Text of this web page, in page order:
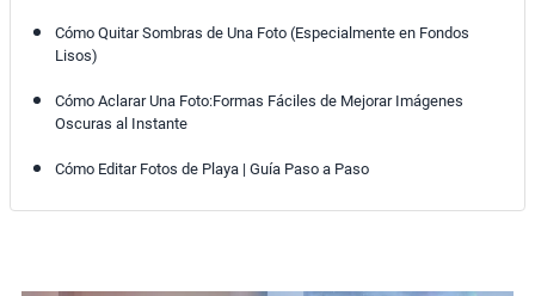
Cómo Quitar Sombras de Una Foto (Especialmente en Fondos
Lisos)
Cómo Aclarar Una Foto:Formas Fáciles de Mejorar Imágenes
Oscuras al Instante
Cómo Editar Fotos de Playa | Guía Paso a Paso